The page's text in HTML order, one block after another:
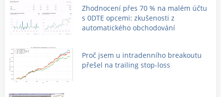
Zhodnocení přes 70 % na malém účtu
s 0DTE opcemi: zkušenosti z
automatického obchodování
Proč jsem u intradenního breakoutu
přešel na trailing stop-loss